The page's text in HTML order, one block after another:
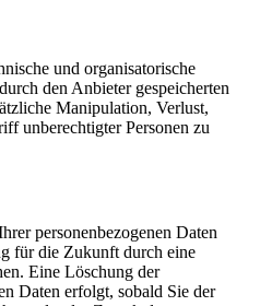
und organisatorische
den Anbieter gespeicherten
Manipulation, Verlust,
unberechtigter Personen zu
personenbezogenen Daten
für die Zukunft durch eine
Eine Löschung der
Daten erfolgt, sobald Sie der